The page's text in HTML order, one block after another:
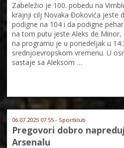
Zabeležio je 100. pobedu na
krajnji cilj Novaka Đokovića jeste
podigne na 104 i da podigne
na tom putu jeste Aleks de
na programu je u ponedeljak u
srednjoevropskom vremenu. U
sastaje sa Aleksom …
06.07.2025 07:55 - Sportklub
Pregovori dobro
Arsenalu